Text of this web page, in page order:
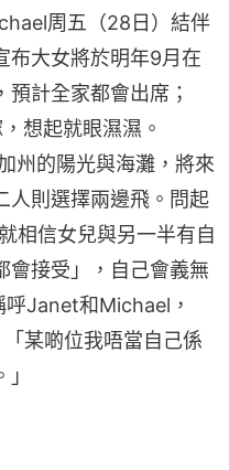
周五（28日）結伴
布大女將於明年9月在
計全家都會出席；
想起就眼濕濕。
州的陽光與海灘，將來
人則選擇兩邊飛。問起
相信女兒與另一半有自
會接受」，自己會義無
Janet和Michael，
某啲位我唔當自己係